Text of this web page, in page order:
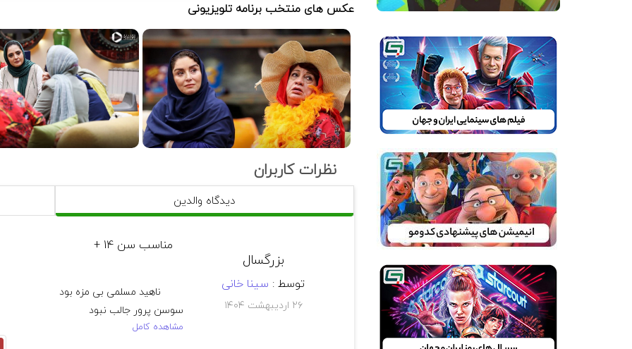
سالم‌تری را جایگزین
جوکر2: طبقه بیست یک
بهنوش بختیاری، گلوریا هاردی، مریم سعادت، فاطمه هاشمی، سحر
کشور سازنده:ایران
شرکت سازنده:استودیو قرن جدید
مخاطب اثر: بزرگسال
عکس های منتخب برنامه تلويزيونی
نظرات کاربران
دیدگاه والدین
بزرگسال
توسط : سینا خانی
۲۶ اردیبهشت ۱۴۰۴
مناسب سن 14 +
مشاهده کامل